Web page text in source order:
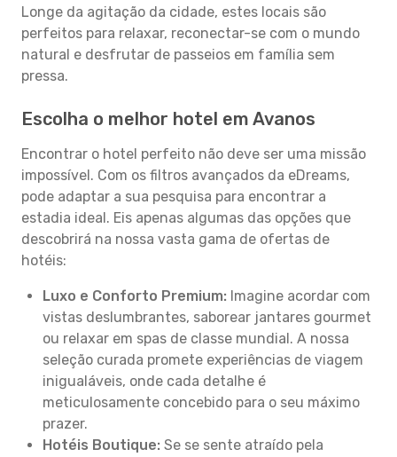
Longe da agitação da cidade, estes locais são
perfeitos para relaxar, reconectar-se com o mundo
natural e desfrutar de passeios em família sem
pressa.
Escolha o melhor hotel em Avanos
Encontrar o hotel perfeito não deve ser uma missão
impossível. Com os filtros avançados da eDreams,
pode adaptar a sua pesquisa para encontrar a
estadia ideal. Eis apenas algumas das opções que
descobrirá na nossa vasta gama de ofertas de
hotéis:
Luxo e Conforto Premium: Imagine acordar com
vistas deslumbrantes, saborear jantares gourmet
ou relaxar em spas de classe mundial. A nossa
seleção curada promete experiências de viagem
inigualáveis, onde cada detalhe é
meticulosamente concebido para o seu máximo
prazer.
Hotéis Boutique: Se se sente atraído pela